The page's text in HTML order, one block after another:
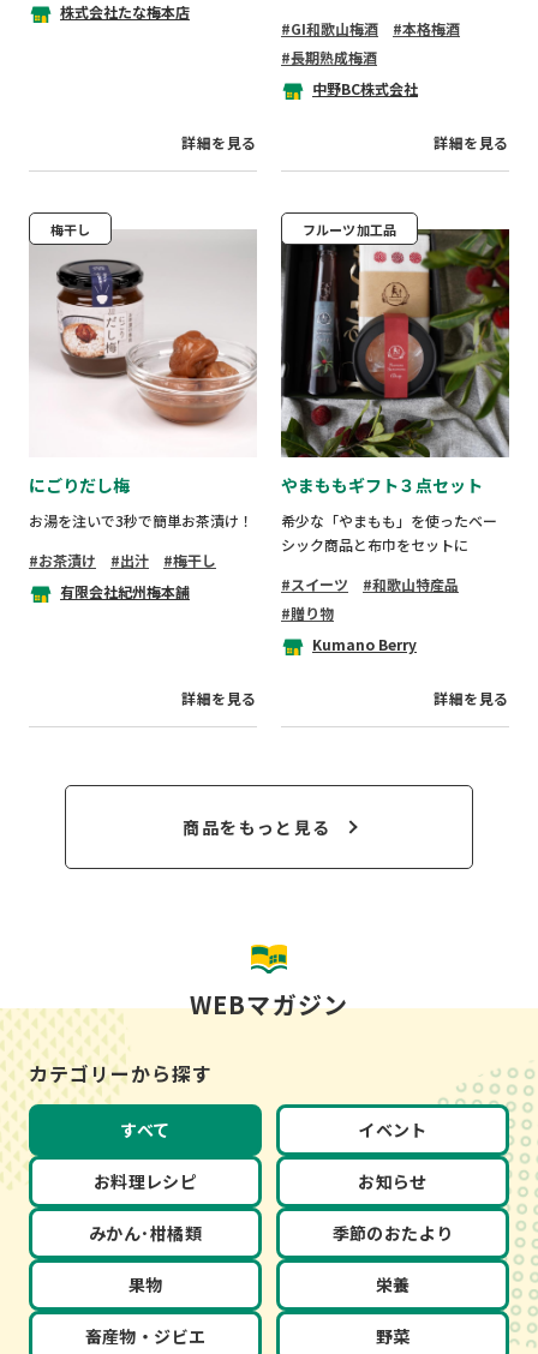
株式会社たな梅本店
詳細を見る
GI和歌山梅酒
本格梅酒
長期熟成梅酒
中野BC株式会社
詳細を見る
梅干し
にごりだし梅
お湯を注いで3秒で簡単お茶漬け！
お茶漬け
出汁
梅干し
有限会社紀州梅本舗
詳細を見る
フルーツ加工品
やまももギフト３点セット
希少な「やまもも」を使ったベー
シック商品と布巾をセットに
スイーツ
和歌山特産品
贈り物
Kumano Berry
詳細を見る
商品をもっと見る
WEBマガジン
カテゴリーから探す
すべて イベント
お料理レシピ お知らせ
みかん･柑橘類 季節のおたより
果物 栄養
畜産物・ジビエ 野菜